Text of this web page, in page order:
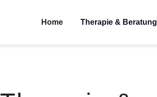
Home Therapie & Beratung